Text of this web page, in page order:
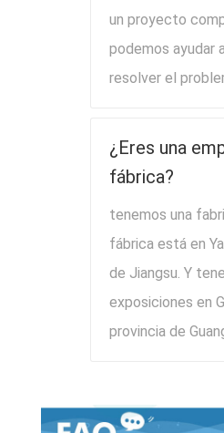
un proyecto
podemos ayudar
resolver el
¿Eres una
fábrica?
tenemos una
fábrica está en
de Jiangsu. Y
exposiciones en
provincia de